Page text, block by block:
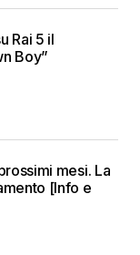
Rai 5 il
Boy”
mesi. La
[Info e